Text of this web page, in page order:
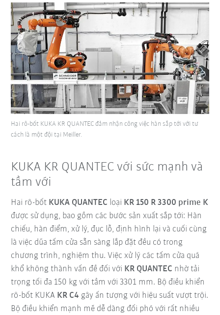
Hai rô-bốt KUKA KR QUANTEC đảm nhận công việc hàn sắp tới với tư
cách là một đội tại Meiller.
KUKA KR QUANTEC với sức mạnh và
tầm với
Hai rô-bốt KUKA QUANTEC loại KR 150 R 3300 prime K
được sử dụng, bao gồm các bước sản xuất sắp tới: Hàn
chiếu, hàn điểm, xử lý, đục lỗ, định hình lại và cuối cùng
là việc dũa tấm cửa sẵn sàng lắp đặt đều có trong
chương trình, nghiệm thu. Việc xử lý các tấm cửa quá
khổ không thành vấn đề đối với KR QUANTEC nhờ tải
trọng tối đa 150 kg với tầm với 3301 mm. Bộ điều khiển
rô-bốt KUKA KR C4 gây ấn tượng với hiệu suất vượt trội.
Bộ điều khiển mạnh mẽ dễ dàng đối phó với rất nhiều